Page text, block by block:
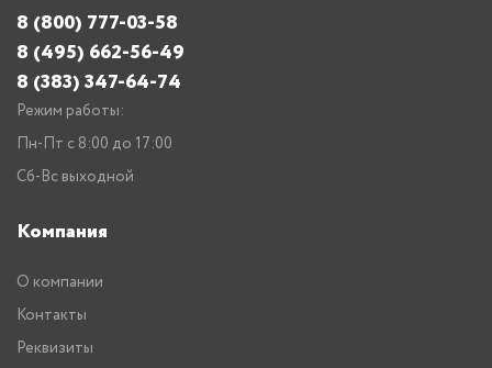
8 (800) 777-03-58
8 (495) 662-56-49
8 (383) 347-64-74
Режим работы:
Пн-Пт с 8:00 до 17:00
Сб-Вс выходной
Компания
О компании
Контакты
Реквизиты